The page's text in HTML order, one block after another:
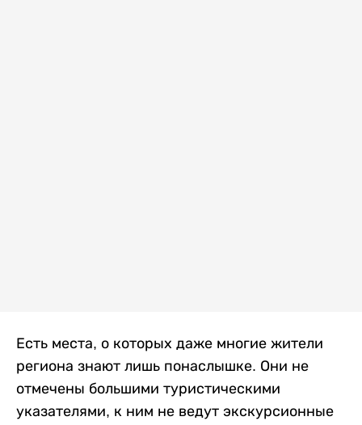
Есть места, о которых даже многие жители
региона знают лишь понаслышке. Они не
отмечены большими туристическими
указателями, к ним не ведут экскурсионные